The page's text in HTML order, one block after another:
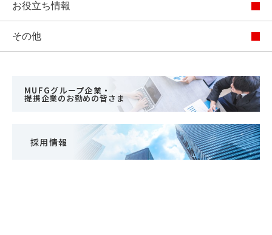
お役立ち情報
その他
MUFGグループ企業・
提携企業のお勤めの皆さま
採用情報